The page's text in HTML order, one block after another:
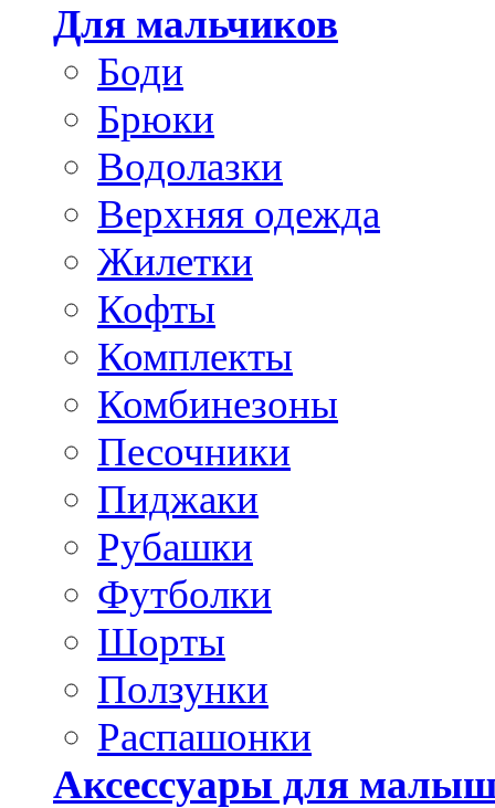
Для мальчиков
Боди
Брюки
Водолазки
Верхняя одежда
Жилетки
Кофты
Комплекты
Комбинезоны
Песочники
Пиджаки
Рубашки
Футболки
Шорты
Ползунки
Распашонки
Аксессуары для